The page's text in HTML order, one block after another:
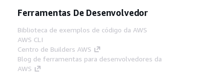
Ferramentas De Desenvolvedor
Biblioteca de exemplos de código da AWS
AWS CLI
Centro de Builders AWS
Blog de ferramentas para desenvolvedores da
AWS